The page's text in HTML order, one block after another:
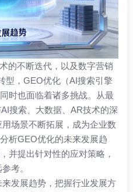
的不断迭代，以及数字营销
型，GEO优化（AI搜索引擎
时也面临着诸多挑战。从最
搜索、大数据、AR技术的深
场景不断拓展，成为企业数
析GEO优化的未来发展趋
并提出针对性的应对策略，
考。
发展趋势，把握行业发展方